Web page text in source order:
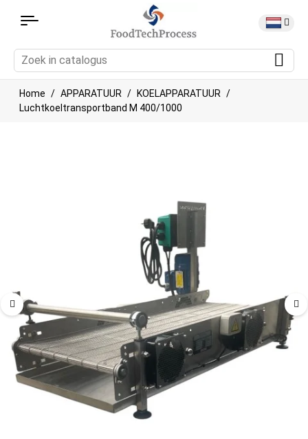
Home APPARATUUR
KOELAPPARATUUR
Luchtkoeltransportband M 400/1000